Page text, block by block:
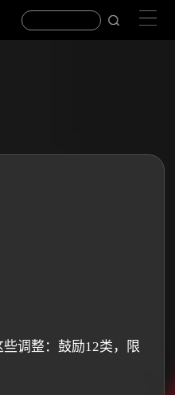
调整：鼓励12类，限